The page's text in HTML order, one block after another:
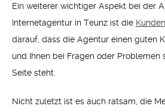
Ein weiterer wichtiger Aspekt bei der
Internetagentur in Teunz ist die
darauf, dass die Agentur einen guten
und Ihnen bei Fragen oder Problemen
Seite steht.
Nicht zuletzt ist es auch ratsam, die